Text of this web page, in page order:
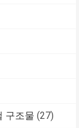
구조물 (27)